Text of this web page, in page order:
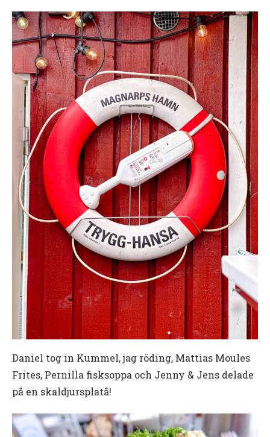
Daniel tog in Kummel, jag röding, Mattias Moules
Frites, Pernilla fisksoppa och Jenny & Jens delade
på en skaldjursplatå!